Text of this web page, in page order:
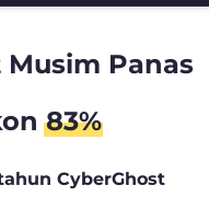
Panas
83%
CyberGhost